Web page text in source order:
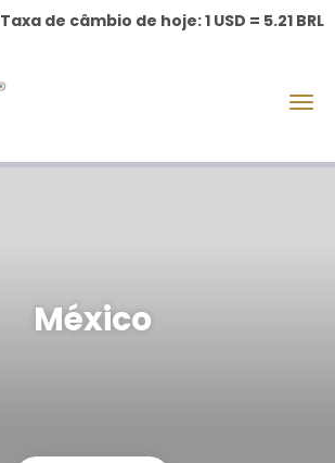
Taxa de câmbio de hoje: 1 USD = 5.21 BRL
México